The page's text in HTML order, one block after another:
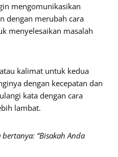
mengomunikasikan
dengan merubah cara
menyelesaikan masalah
kalimat untuk kedua
dengan kecepatan dan
kata dengan cara
lambat.
“Bisakah Anda